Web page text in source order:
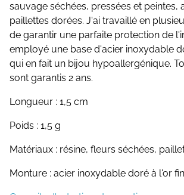
sauvage séchées, pressées et peintes,
paillettes dorées. J'ai travaillé en
de garantir une parfaite protection de
employé une base d'acier inoxydable
qui en fait un bijou hypoallergénique.
sont garantis 2 ans.
Longueur : 1,5 cm
Poids : 1,5 g
Matériaux : résine, fleurs séchées,
Monture : acier inoxydable doré à l'or fin